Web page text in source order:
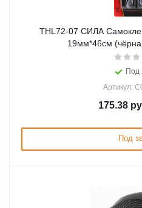
THL72-07 СИЛА
19мм*46см
Под
Артикул:
175.38
Под